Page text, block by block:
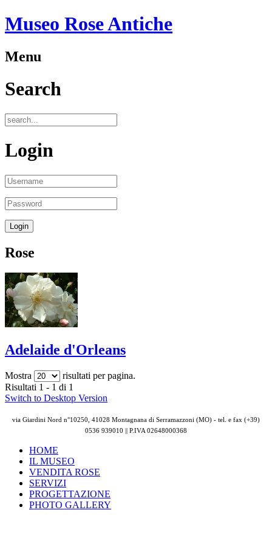
Museo Rose Antiche
Menu
Search
Login
Rose
Adelaide d'Orleans
Mostra
risultati per pagina.
Risultati 1 - 1 di 1
Switch to Desktop Version
via Giardini Nord n°10250, 41028 Montagnana di Serramazzoni (MO) - tel. e fax (+39)
0536 939010 || P.IVA02648000368
HOME
IL MUSEO
VENDITA ROSE
SERVIZI
PROGETTAZIONE
PHOTO GALLERY